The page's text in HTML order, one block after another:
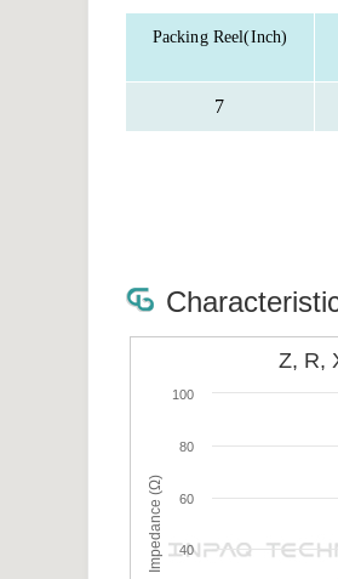
Packing Reel(Inch)
7
Impedance (Ω)
Z, R,
40
60
80
100